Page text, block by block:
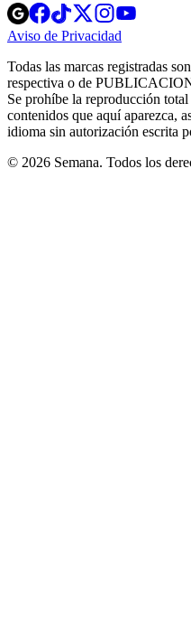
Opens
in
new
Opens
in
new
Opens
in
new
window
Opens
new
windowwindow
Aviso de Privacidad
new
window
Todas las marcas registradas
respectiva o de
Se prohíbe la reproducción
contenidos que aquí aparezca,
idioma sin autorización escrita
© 2026 Semana. Todos los